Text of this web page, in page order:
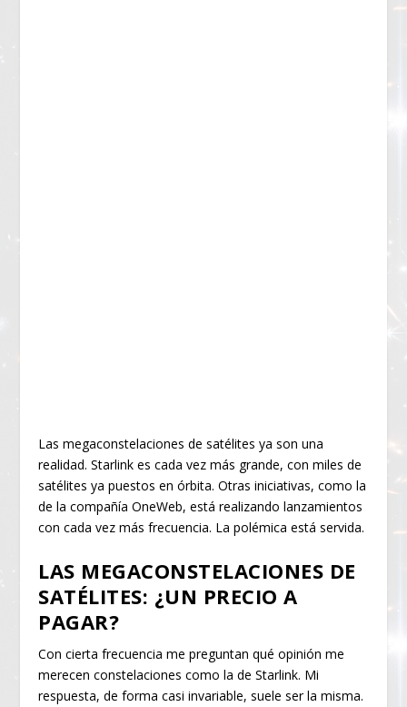
Las megaconstelaciones de satélites ya son una
realidad. Starlink es cada vez más grande, con miles de
satélites ya puestos en órbita. Otras iniciativas, como la
de la compañía OneWeb, está realizando lanzamientos
con cada vez más frecuencia. La polémica está servida.
LAS MEGACONSTELACIONES DE
SATÉLITES: ¿UN PRECIO A
PAGAR?
Con cierta frecuencia me preguntan qué opinión me
merecen constelaciones como la de Starlink. Mi
respuesta, de forma casi invariable, suele ser la misma.